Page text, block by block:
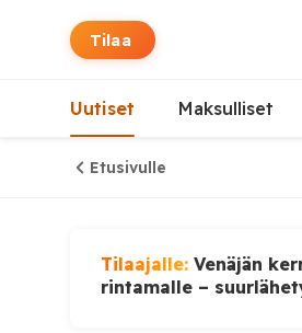
Tilaa
Uutiset Maksulliset
Etusivulle
Tilaajalle: Venäjän
rintamalle –